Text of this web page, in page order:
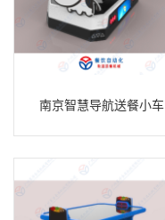
南京智慧导航送餐小车